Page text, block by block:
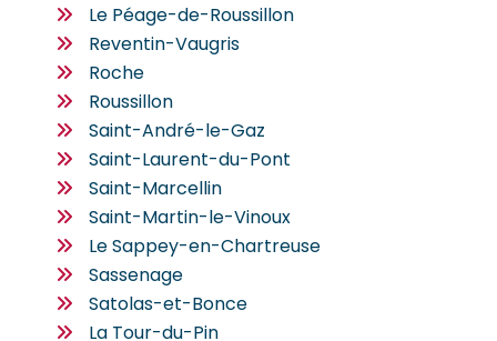
Le Péage-de-Roussillon
Reventin-Vaugris
Roche
Roussillon
Saint-André-le-Gaz
Saint-Laurent-du-Pont
Saint-Marcellin
Saint-Martin-le-Vinoux
Le Sappey-en-Chartreuse
Sassenage
Satolas-et-Bonce
La Tour-du-Pin